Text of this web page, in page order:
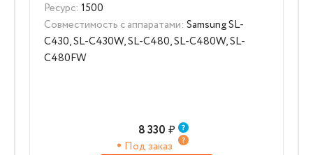
Ресурс: 1500
Совместимость с аппаратами: Samsung SL-
C430, SL-C430W, SL-C480, SL-C480W, SL-
C480FW
8 330 ₽
Под заказ